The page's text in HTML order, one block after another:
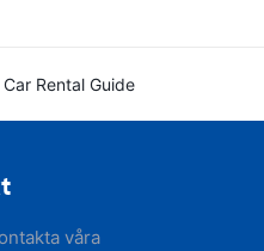
Rental Guide
våra